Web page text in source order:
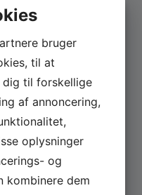
Rotwerk maskiner
brug.
bruger
til at
dig til forskellige
af annoncering,
oplysninger
og
kombinere dem